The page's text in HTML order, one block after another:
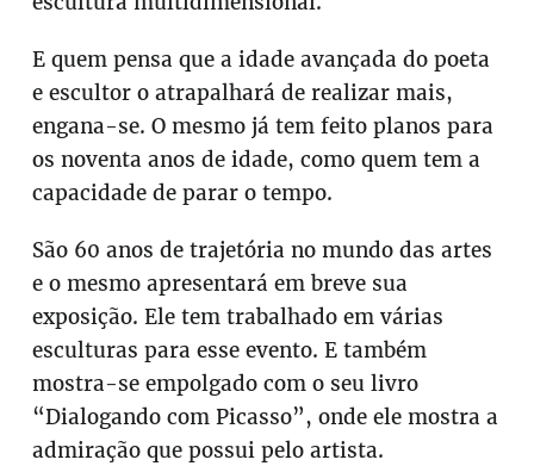
E quem pensa que a idade avançada do poeta
e escultor o atrapalhará de realizar mais,
engana-se. O mesmo já tem feito planos para
os noventa anos de idade, como quem tem a
capacidade de parar o tempo.
São 60 anos de trajetória no mundo das artes
e o mesmo apresentará em breve sua
exposição. Ele tem trabalhado em várias
esculturas para esse evento. E também
mostra-se empolgado com o seu livro
“Dialogando com Picasso”, onde ele mostra a
admiração que possui pelo artista.